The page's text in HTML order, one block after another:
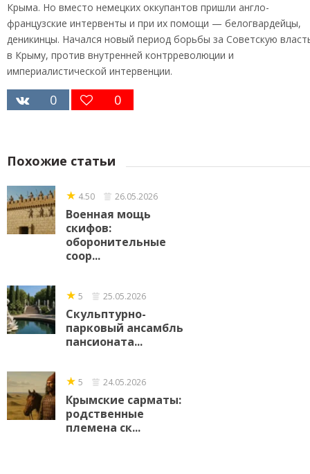
Крыма. Но вместо немецких оккупантов пришли англо-
французские интервенты и при их помощи — белогвардейцы,
деникинцы. Начался новый период борьбы за Советскую
в Крыму, против внутренней контрреволюции и
империалистической интервенции.
0 0
Похожие статьи
★ 4.50 26.05.2026
Военная мощь
скифов:
оборонительные
соор...
★ 5 25.05.2026
Скульптурно-
парковый ансамбль
пансионата...
★ 5 24.05.2026
Крымские сарматы:
родственные
племена ск...